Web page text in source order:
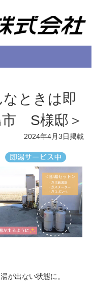
ときは即
S様邸＞
2024年4月3日掲載
が出ない状態に。